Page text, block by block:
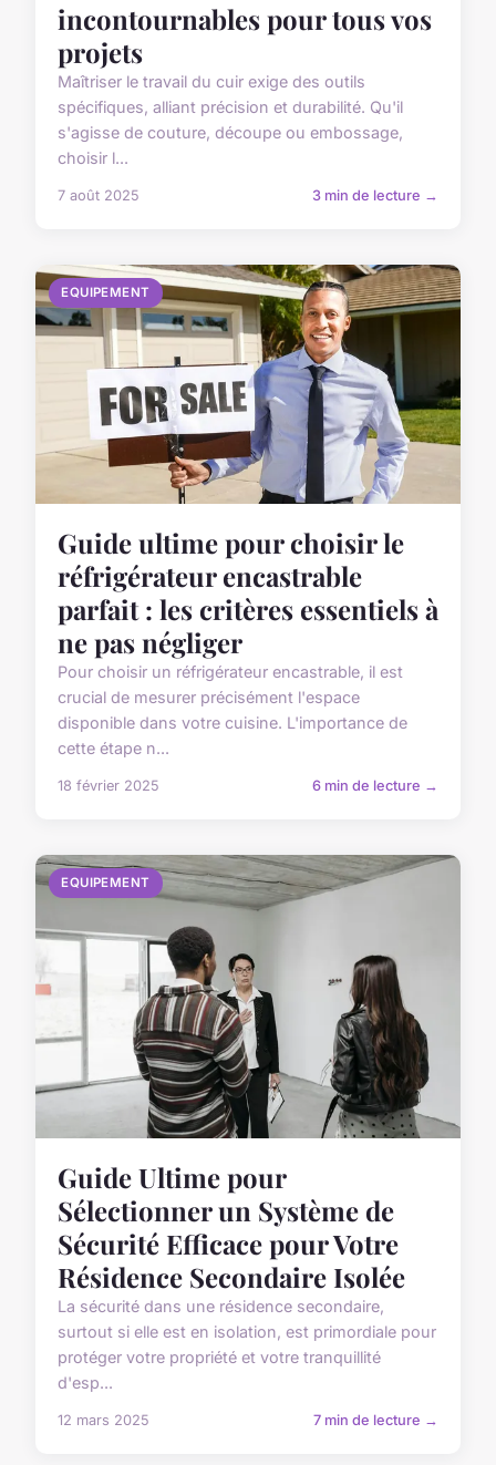
incontournables pour tous vos
projets
Maîtriser le travail du cuir exige des outils
spécifiques, alliant précision et durabilité. Qu'il
s'agisse de couture, découpe ou embossage,
choisir l...
7 août 2025 3 min de lecture →
EQUIPEMENT
Guide ultime pour choisir le
réfrigérateur encastrable
parfait : les critères essentiels à
ne pas négliger
Pour choisir un réfrigérateur encastrable, il est
crucial de mesurer précisément l'espace
disponible dans votre cuisine. L'importance de
cette étape n...
18 février 2025 6 min de lecture →
EQUIPEMENT
Guide Ultime pour
Sélectionner un Système de
Sécurité Efficace pour Votre
Résidence Secondaire Isolée
La sécurité dans une résidence secondaire,
surtout si elle est en isolation, est primordiale pour
protéger votre propriété et votre tranquillité
d'esp...
12 mars 2025 7 min de lecture →